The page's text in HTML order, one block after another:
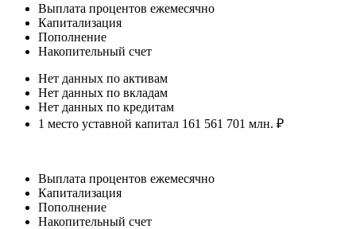
Выплата процентов ежемесячно
Капитализация
Пополнение
Накопительный счет
Нет данных по активам
Нет данных по вкладам
Нет данных по кредитам
1 место уставной капитал 161 561 701 млн. ₽
Выплата процентов ежемесячно
Капитализация
Пополнение
Накопительный счет